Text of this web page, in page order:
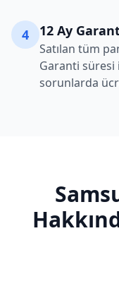
4 12 Ay
Satılan tüm
Garanti süresi
sorunlarda